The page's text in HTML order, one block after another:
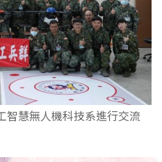
智慧無人機科技系進行交流